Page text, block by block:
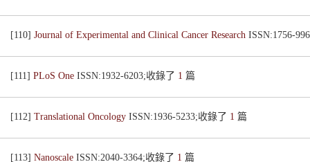
[110] Journal of Experimental and Clinical Cancer Research ISSN:1756-
[111] PLoS One ISSN:1932-6203;收錄了 1 篇
[112] Translational Oncology ISSN:1936-5233;收錄了 1 篇
[113] Nanoscale ISSN:2040-3364;收錄了 1 篇